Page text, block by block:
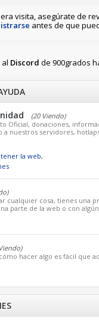
visita, asegúrate de
antes de que
Discord de 900grados
(20 Viendo)
Oficial, donaciones,
a nuestros servidores,
la web,
cualquier cosa, tienes una
parte de la web o con
hacer algo es fácil que